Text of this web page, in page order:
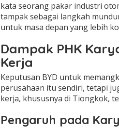
kata seorang pakar industri
tampak sebagai langkah
untuk masa depan yang lebih
Dampak PHK
Kerja
Keputusan BYD untuk
perusahaan itu sendiri, tetapi
kerja, khususnya di Tiongkok,
Pengaruh pada